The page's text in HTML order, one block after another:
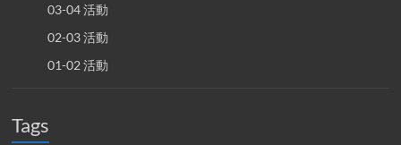
03-04 活動
02-03 活動
01-02 活動
Tags